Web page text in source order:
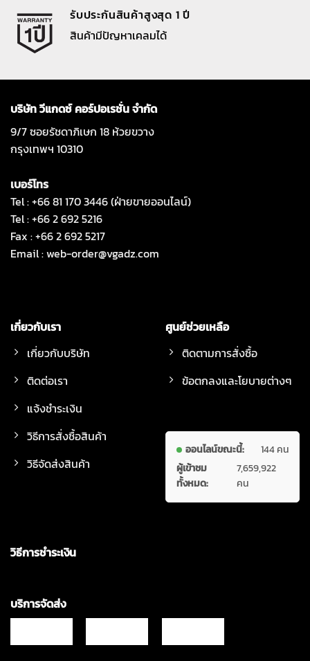
รับประกันสินค้าสูงสุด 1 ปี
สินค้ามีปัญหาเคลมได้
บริษัท วีแกดซ์ คอร์ปอเรชั่น จำกัด
9/7 ซอยรัชดาภิเษก 18 ห้วยขวาง
กรุงเทพฯ 10310
เบอร์โทร
Tel : +66 81 170 3446 (ฝ่ายขายออนไลน์)
Tel : +66 2 692 5216
Fax : +66 2 692 5217
Email :web-order@vgadz.com
เกี่ยวกับเรา
เกี่ยวกับบริษัท
ติดต่อเรา
แจ้งชำระเงิน
วิธีการสั่งซื้อสินค้า
วิธีจัดส่งสินค้า
ศูนย์ช่วยเหลือ
ติดตามการสั่งซื้อ
ข้อตกลงและโยบายต่างๆ
ออนไลน์ขณะนี้:
144 คน
ผู้เข้าชม
ทั้งหมด:
7,659,922
คน
วิธีการชำระเงิน
บริการจัดส่ง